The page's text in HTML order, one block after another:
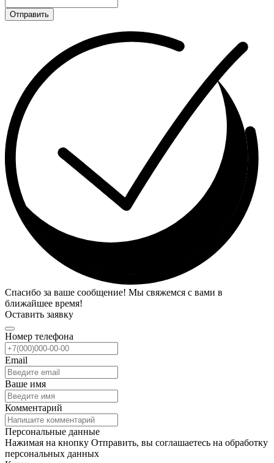
Отправить
Спасибо за ваше сообщение! Мы свяжемся с вами в
ближайшее время!
Оставить заявку
Номер телефона
Email
Ваше имя
Комментарий
Персональные данные
Нажимая на кнопку Отправить, вы соглашаетесь на обработку
персональных данных